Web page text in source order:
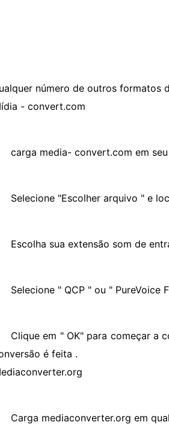
número de outros formatos
- convert.com
carga media- convert.com em
Selecione "Escolher arquivo " e
Escolha sua extensão som de
Selecione " QCP " ou "
Clique em " OK" para começar a
é feita .
Carga mediaconverter.org em